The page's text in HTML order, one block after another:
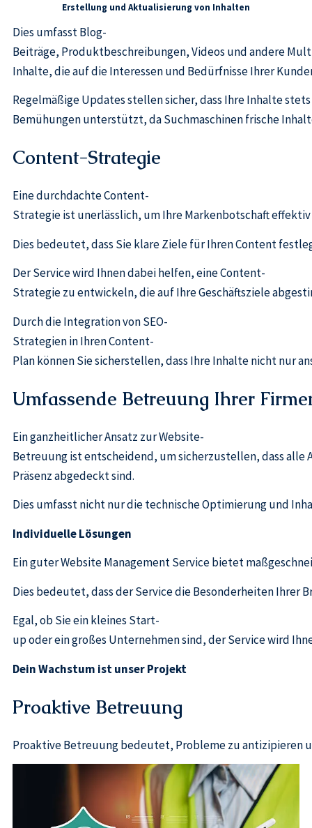
Erstellung und Aktualisierung von Inhalten
Dies umfasst Blog-
Beiträge, Produktbeschreibungen, Videos und andere
Inhalte, die auf die Interessen und Bedürfnisse Ihrer
Regelmäßige Updates stellen sicher, dass Ihre Inhalte
Bemühungen unterstützt, da Suchmaschinen frische
Content-Strategie
Eine durchdachte Content-
Strategie ist unerlässlich, um Ihre Markenbotschaft
Dies bedeutet, dass Sie klare Ziele für Ihren Content
Der Service wird Ihnen dabei helfen, eine Content-
Strategie zu entwickeln, die auf Ihre Geschäftsziele
Durch die Integration von SEO-
Strategien in Ihren Content-
Plan können Sie sicherstellen, dass Ihre Inhalte nicht nur
Umfassende Betreuung Ihrer
Ein ganzheitlicher Ansatz zur Website-
Betreuung ist entscheidend, um sicherzustellen, dass alle
Präsenz abgedeckt sind.
Dies umfasst nicht nur die technische Optimierung und
Individuelle Lösungen
Ein guter Website Management Service bietet
Dies bedeutet, dass der Service die Besonderheiten Ihrer
Egal, ob Sie ein kleines Start-
up oder ein großes Unternehmen sind, der Service wird
Dein Wachstum ist unser Projekt
Proaktive Betreuung
Proaktive Betreuung bedeutet, Probleme zu antizipieren